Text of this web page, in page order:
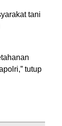
tani
tutup